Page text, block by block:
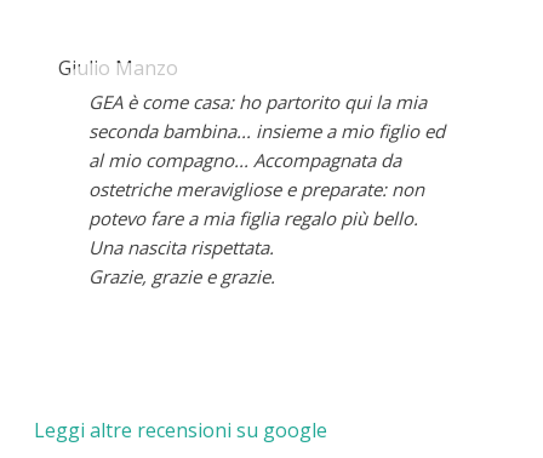
Giulio Manzo
GEA è come casa: ho partorito qui la mia
seconda bambina... insieme a mio figlio ed
al mio compagno... Accompagnata da
ostetriche meravigliose e preparate: non
potevo fare a mia figlia regalo più bello.
Una nascita rispettata.
Grazie, grazie e grazie.
Leggi altre recensioni su google